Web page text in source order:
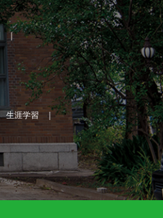
生涯学習